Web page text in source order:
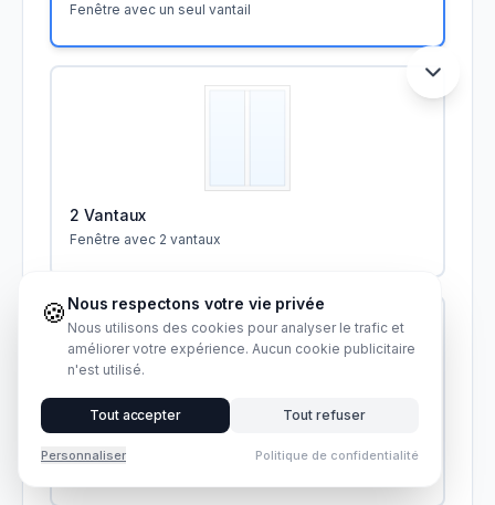
Fenêtre avec un seul vantail
2 Vantaux
Fenêtre avec 2 vantaux
🍪 Nous respectons votre vie privée
Nous utilisons des cookies pour analyser le trafic et
améliorer votre expérience. Aucun cookie publicitaire
n'est utilisé.
Tout accepter Tout refuser
Personnaliser Politique de confidentialité